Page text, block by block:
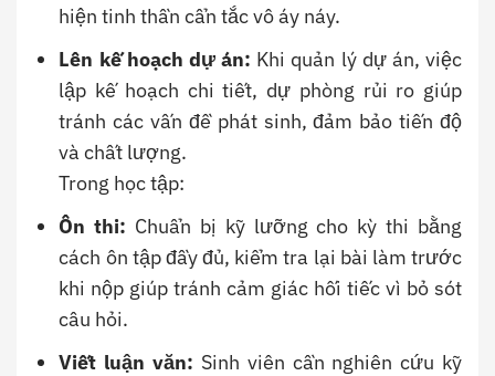
hiện tinh thần cẩn tắc vô áy náy.
Lên kế hoạch dự án: Khi quản lý dự án, việc
lập kế hoạch chi tiết, dự phòng rủi ro giúp
tránh các vấn đề phát sinh, đảm bảo tiến độ
và chất lượng.
Trong học tập:
Ôn thi: Chuẩn bị kỹ lưỡng cho kỳ thi bằng
cách ôn tập đầy đủ, kiểm tra lại bài làm trước
khi nộp giúp tránh cảm giác hối tiếc vì bỏ sót
câu hỏi.
Viết luận văn: Sinh viên cần nghiên cứu kỹ